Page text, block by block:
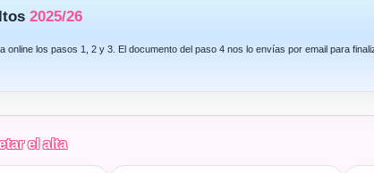
2025/26
online los pasos 1, 2 y 3. El documento del paso 4 nos lo envías por email para
el alta